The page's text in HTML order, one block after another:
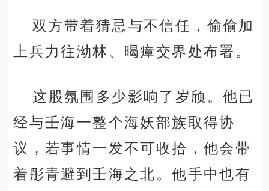
双方带着猜忌与不信任，偷偷加
上兵力往泑林、暍瘴交界处布署。
这股氛围多少影响了岁颀。他已
经与壬海一整个海妖部族取得协
议，若事情一发不可收拾，他会带
着彤青避到壬海之北。他手中也有